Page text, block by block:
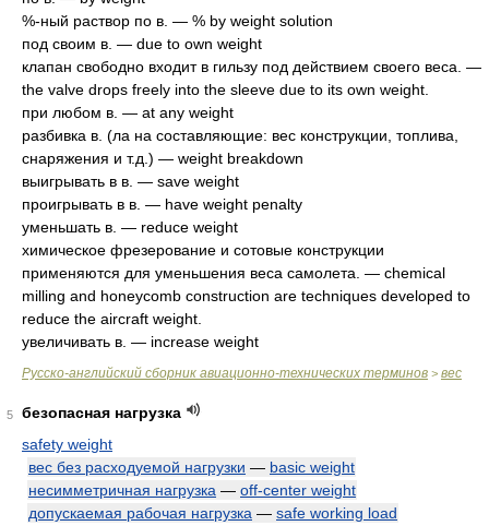
%-ный раствор по в. — % by weight solution
под своим в. — due to own weight
клапан свободно входит в гильзу под действием своего веса. —
the valve drops freely into the sleeve due to its own weight.
при любом в. — at any weight
разбивка в. (ла на составляющие: вес конструкции, топлива,
снаряжения и т.д.) — weight breakdown
выигрывать в в. — save weight
проигрывать в в. — have weight penalty
уменьшать в. — reduce weight
химическое фрезерование и сотовые конструкции
применяются для уменьшения веса самолета. — chemical
milling and honeycomb construction are techniques developed to
reduce the aircraft weight.
увеличивать в. — increase weight
Русско-английский сборник авиационно-технических терминов > вес
5
безопасная нагрузка
safety weight
вес без расходуемой нагрузки — basic weight
несимметричная нагрузка — off-center weight
допускаемая рабочая нагрузка — safe working load